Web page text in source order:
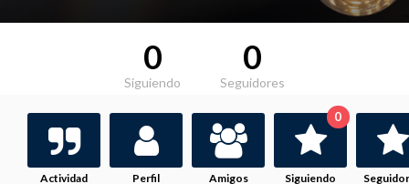
0
Siguiendo
0
Seguidores
Actividad Perfil Amigos Siguiendo
0